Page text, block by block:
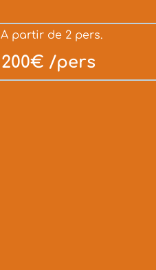
A partir de 2 pers.
200€ /pers